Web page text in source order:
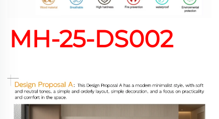
MH-25-DS002